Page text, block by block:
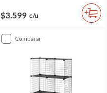
$3.599 c/u
comparar